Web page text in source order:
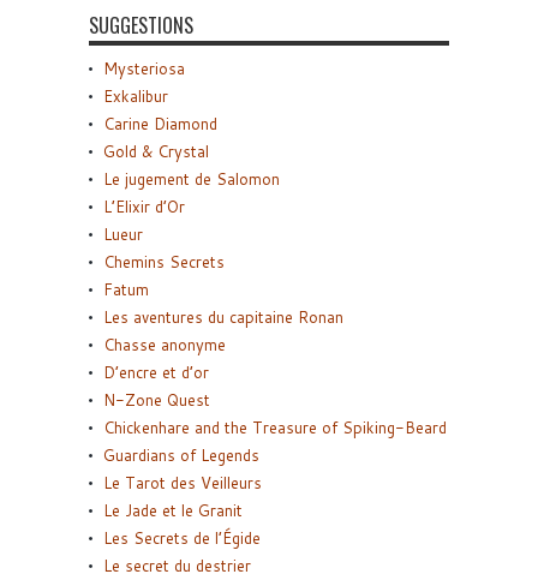
SUGGESTIONS
Mysteriosa
Exkalibur
Carine Diamond
Gold & Crystal
Le jugement de Salomon
L’Elixir d’Or
Lueur
Chemins Secrets
Fatum
Les aventures du capitaine Ronan
Chasse anonyme
D’encre et d’or
N-Zone Quest
Chickenhare and the Treasure of Spiking-Beard
Guardians of Legends
Le Tarot des Veilleurs
Le Jade et le Granit
Les Secrets de l’Égide
Le secret du destrier